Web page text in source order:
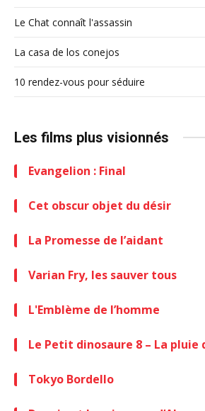
Le Chat connaît l'assassin
La casa de los conejos
10 rendez-vous pour séduire
Les films plus visionnés
Evangelion : Final
Cet obscur objet du désir
La Promesse de l’aidant
Varian Fry, les sauver tous
L'Emblème de l’homme
Le Petit dinosaure 8 – La pluie
Tokyo Bordello